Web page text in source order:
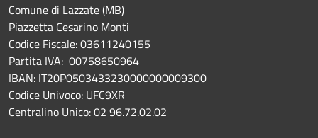
Comune di Lazzate (MB)
Piazzetta Cesarino Monti
Codice Fiscale: 03611240155
Partita IVA: 00758650964
IBAN: IT20P0503433230000000009300
Codice Univoco: UFC9XR
Centralino Unico: 02 96.72.02.02